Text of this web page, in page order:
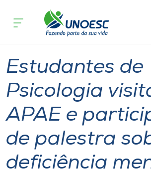
Cursos
Pesquisa
Atendimento ao Estudante
Portal de Ensino
acontece
Estudantes de
Psicologia
APAE e
de palestra
deficiência